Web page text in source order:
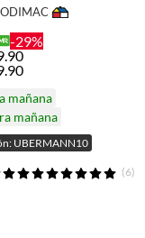
-29%
mañana
mañana
UBERMANN10
(6)